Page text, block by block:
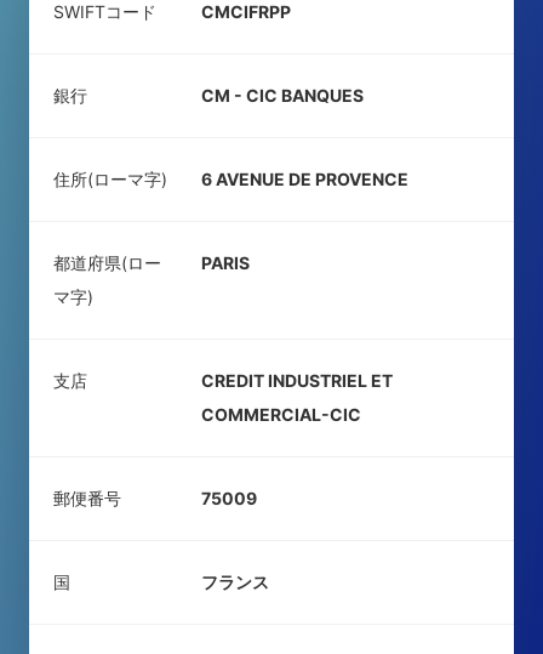
SWIFTコード CMCIFRPP
銀行 CM - CIC BANQUES
住所(ローマ字) 6 AVENUE DE PROVENCE
都道府県(ロー
マ字)
PARIS
支店
CREDIT INDUSTRIEL ET
COMMERCIAL-CIC
郵便番号 75009
国 フランス